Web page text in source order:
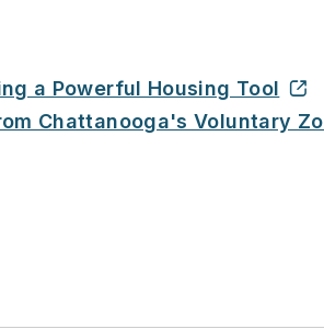
a Powerful Housing Tool
Chattanooga's Voluntary